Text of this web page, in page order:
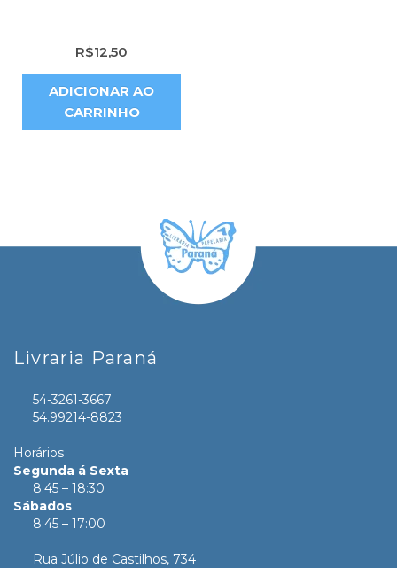
R$12,50
ADICIONAR AO
CARRINHO
Livraria Paraná
54-3261-3667
54.99214-8823
Horários
Segunda á Sexta
8:45 – 18:30
Sábados
8:45 – 17:00
Rua Júlio de Castilhos, 734